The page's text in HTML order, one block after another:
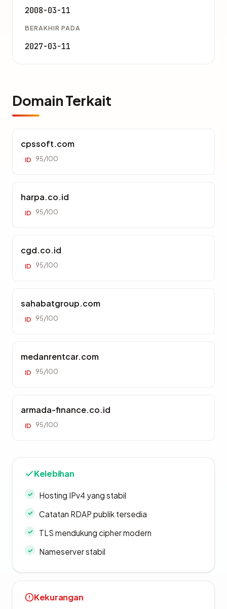
2008-03-11
BERAKHIR PADA
2027-03-11
Domain Terkait
cpssoft.com
ID 95/100
harpa.co.id
ID 95/100
cgd.co.id
ID 95/100
sahabatgroup.com
ID 95/100
medanrentcar.com
ID 95/100
armada-finance.co.id
ID 95/100
Kelebihan
Hosting IPv4 yang stabil
Catatan RDAP publik tersedia
TLS mendukung cipher modern
Nameserver stabil
Kekurangan